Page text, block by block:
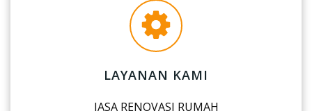
LAYANAN KAMI
JASA RENOVASI RUMAH